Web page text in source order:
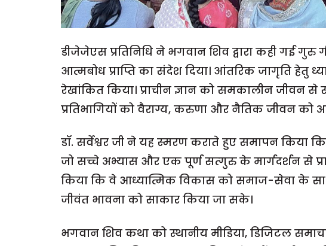
डीजेजेएस प्रतिनिधि ने भगवान शिव द्वारा कही गई गुरु
आत्मबोध प्राप्ति का संदेश दिया। आंतरिक जागृति हेतु
रेखांकित किया। प्राचीन ज्ञान को समकालीन जीवन
प्रतिभागियों को वैराग्य, करुणा और नैतिक जीवन को
डॉ. सर्वेश्वर जी ने यह स्मरण कराते हुए समापन किया
जो सच्चे अभ्यास और एक पूर्ण सत्गुरु के मार्गदर्शन से
किया कि वे आध्यात्मिक विकास को समाज-सेवा के
जीवंत भावना को साकार किया जा सके।
भगवान शिव कथा को स्थानीय मीडिया, डिजिटल